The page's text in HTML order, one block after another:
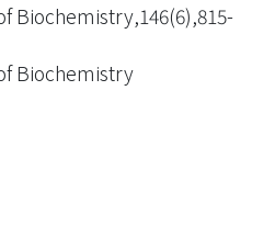
Biochemistry,146(6),815-
Biochemistry